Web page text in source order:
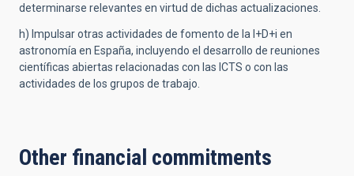
determinarse relevantes en virtud de dichas actualizaciones.
h) Impulsar otras actividades de fomento de la I+D+i en
astronomía en España, incluyendo el desarrollo de reuniones
científicas abiertas relacionadas con las ICTS o con las
actividades de los grupos de trabajo.
Other financial commitments